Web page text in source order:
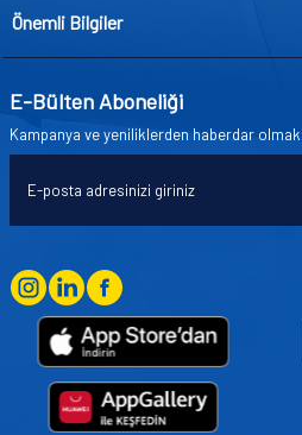
Önemli Bilgiler
E-Bülten Aboneliği
Kampanya ve yeniliklerden haberdar